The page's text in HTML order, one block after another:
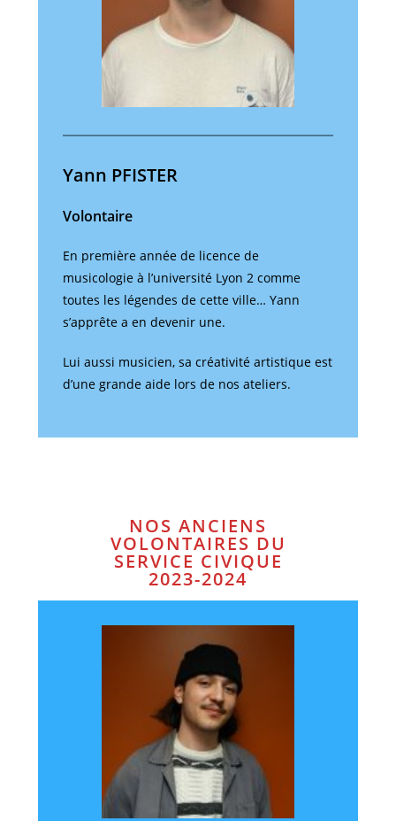
Yann PFISTER
Volontaire
En première année de licence de
musicologie à l’université Lyon 2 comme
toutes les légendes de cette ville… Yann
s’apprête a en devenir une.
Lui aussi musicien, sa créativité artistique est
d’une grande aide lors de nos ateliers.
NOS ANCIENS
VOLONTAIRES DU
SERVICE CIVIQUE
2023-2024